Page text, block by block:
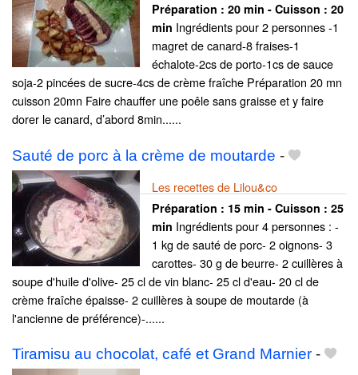
Préparation : 20 min - Cuisson : 20
min Ingrédients pour 2 personnes -1
magret de canard-8 fraises-1
échalote-2cs de porto-1cs de sauce
soja-2 pincées de sucre-4cs de crème fraîche Préparation 20 mn
cuisson 20mn Faire chauffer une poêle sans graisse et y faire
dorer le canard, d’abord 8min......
Sauté de porc à la crème de moutarde -
Les recettes de Lilou&co
Préparation : 15 min - Cuisson : 25
min Ingrédients pour 4 personnes : -
1 kg de sauté de porc- 2 oignons- 3
carottes- 30 g de beurre- 2 cuillères à
soupe d'huile d'olive- 25 cl de vin blanc- 25 cl d'eau- 20 cl de
crème fraîche épaisse- 2 cuillères à soupe de moutarde (à
l'ancienne de préférence)-......
Tiramisu au chocolat, café et Grand Marnier -